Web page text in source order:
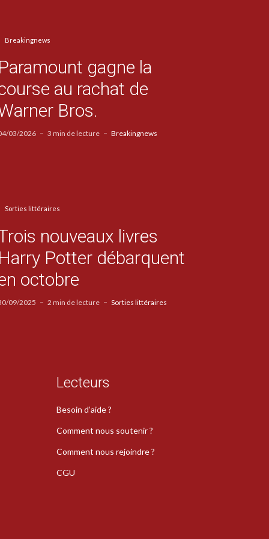
Breakingnews
gagne la
au rachat de
Bros.
03/2026 3 min de lecture Breakingnews
Sorties littéraires
nouveaux livres
Potter débarquent
octobre
09/2025 2 min de lecture Sorties littéraires
Lecteurs
Besoin d’aide ?
Comment nous soutenir ?
Comment nous rejoindre ?
CGU